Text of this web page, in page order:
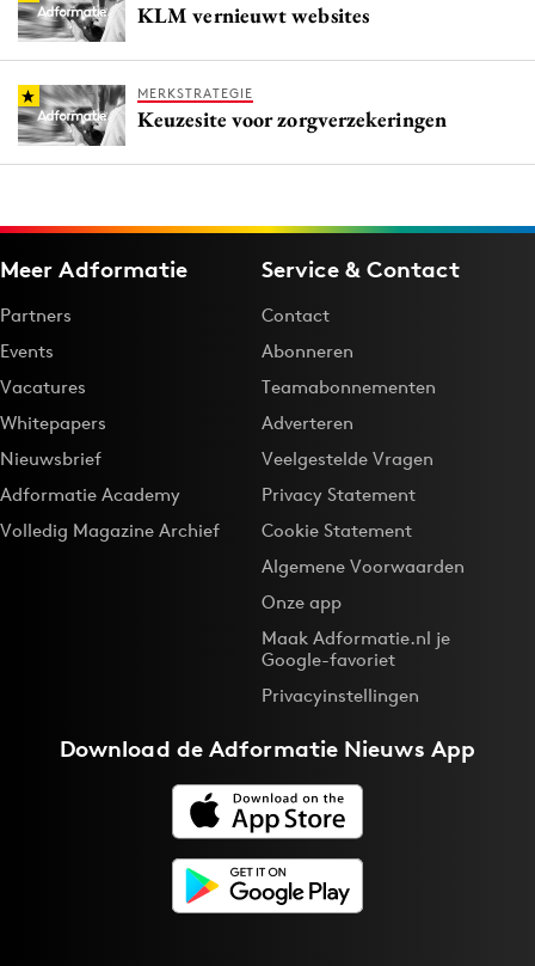
KLM vernieuwt websites
MERKSTRATEGIE
Keuzesite voor zorgverzekeringen
Meer Adformatie
Partners
Events
Vacatures
Whitepapers
Nieuwsbrief
Adformatie Academy
Volledig Magazine Archief
Service & Contact
Contact
Abonneren
Teamabonnementen
Adverteren
Veelgestelde Vragen
Privacy Statement
Cookie Statement
Algemene Voorwaarden
Onze app
Maak Adformatie.nl je
Google-favoriet
Privacyinstellingen
Download deAdformatie Nieuws App